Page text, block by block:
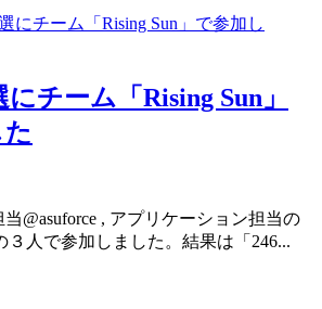
チーム「Rising Sun」
@asuforce , アプリケーション担当の
３人で参加しました。結果は「246...